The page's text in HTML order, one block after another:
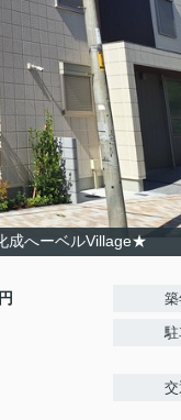
成へーベルVillage★
交